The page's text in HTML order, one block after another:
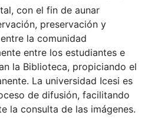
con el fin de aunar
preservación y
la comunidad
entre los estudiantes e
la Biblioteca, propiciando el
La universidad Icesi es
de difusión, facilitando
la consulta de las imágenes.